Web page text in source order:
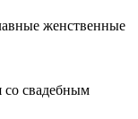
женственные
со свадебным